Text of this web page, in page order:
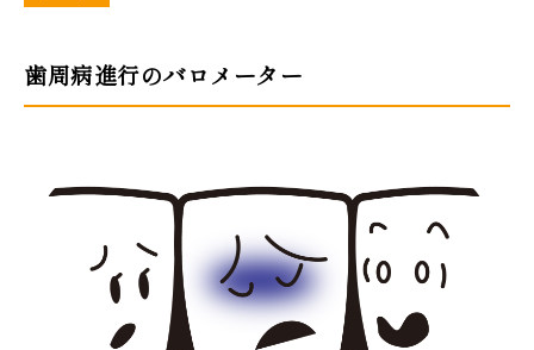
歯周病進行のバロメーター